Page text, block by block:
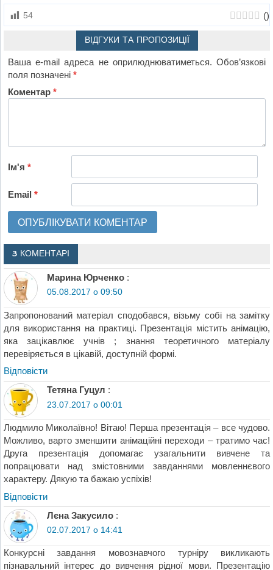
54 ()
ВІДГУКИ ТА ПРОПОЗИЦІЇ
Ваша e-mail адреса не оприлюднюватиметься. Обов’язкові
поля позначені*
Коментар*
Ім'я*
Email*
3 КОМЕНТАРІ
Марина Юрченко :
05.08.2017 о 09:50
Запропонований матеріал сподобався, візьму собі на замітку
для використання на практиці. Презентація містить анімацію,
яка зацікавлює учнів ; знання теоретичного матеріалу
перевіряється в цікавій, доступній формі.
Відповіcти
Тетяна Гуцул :
23.07.2017 о 00:01
Людмило Миколаївно! Вітаю! Перша презентація – все чудово.
Можливо, варто зменшити анімаційні переходи – тратимо час!
Друга презентація допомагає узагальнити вивчене та
попрацювати над змістовними завданнями мовленнєвого
характеру. Дякую та бажаю успіхів!
Відповіcти
Лєна Закусило :
02.07.2017 о 14:41
Конкурсні завдання мовознавчого турніру викликають
пізнавальний інтерес до вивчення рідної мови. Презентацію